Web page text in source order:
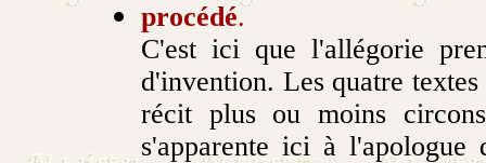
procédé.
C'est ici que l'allégorie
d'invention. Les quatre
récit plus ou moins
s'apparente ici à